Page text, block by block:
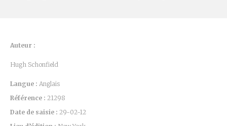
Auteur :
Hugh Schonfield
Langue : Anglais
Référence : 21298
Date de saisie : 29-02-12